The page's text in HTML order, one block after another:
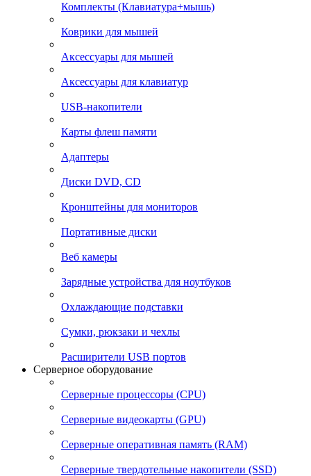
Комплекты (Клавиатура+мышь)
Коврики для мышей
Аксессуары для мышей
Аксессуары для клавиатур
USB-накопители
Карты флеш памяти
Адаптеры
Диски DVD, CD
Кронштейны для мониторов
Портативные диски
Веб камеры
Зарядные устройства для ноутбуков
Охлаждающие подставки
Сумки, рюкзаки и чехлы
Расширители USB портов
Серверное оборудование
Серверные процессоры (CPU)
Серверные видеокарты (GPU)
Серверные оперативная память (RAM)
Серверные твердотельные накопители (SSD)